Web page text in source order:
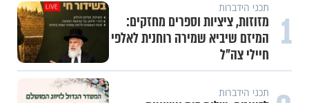
1 תכני הידברות
מזוזות, ציציות וספרים מחזקים:
המיזם שיביא שמירה רוחנית לאלפי
חיילי צה"ל
תכני הידברות